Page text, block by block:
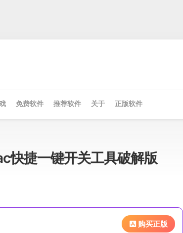
免费软件 推荐软件 关于 正版软件
快捷一键开关工具破解版
购买正版